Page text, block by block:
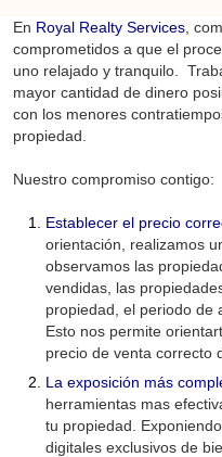
En Royal Realty Services ,
comprometidos a que el
uno relajado y tranquilo.
mayor cantidad de dinero
con los menores
propiedad.
Nuestro compromiso contigo:
Establecer el precio
orientación, realizamos
observamos las
vendidas, las
propiedad, el periodo de
Esto nos permite
precio de venta correcto
La exposición más
herramientas mas
tu propiedad.
digitales exclusivos de